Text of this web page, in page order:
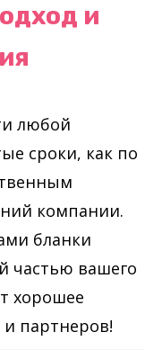
и
любой
сроки, как по
компании.
бланки
частью вашего
хорошее
партнеров!